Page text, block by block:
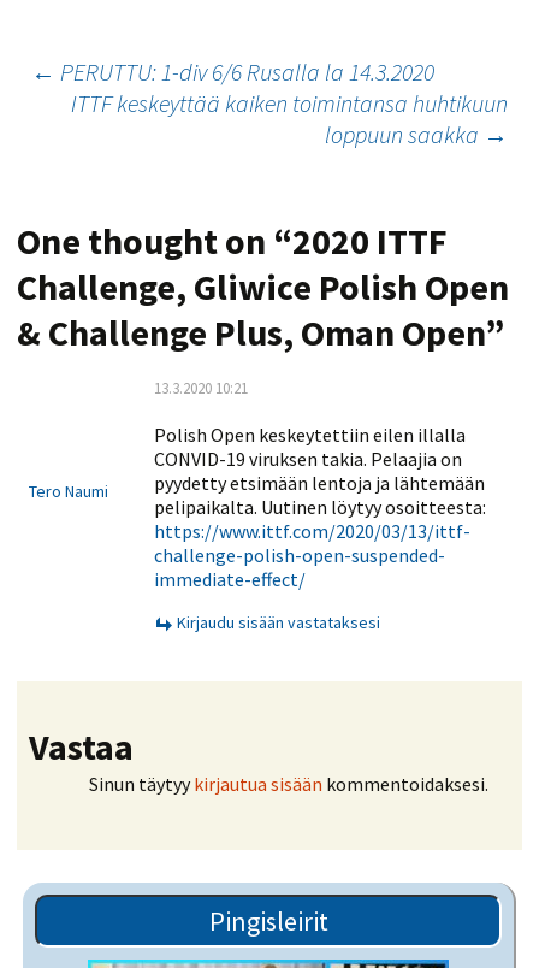
Artikkelien
selaus
← PERUTTU: 1-div 6/6 Rusalla la 14.3.2020
ITTF keskeyttää kaiken toimintansa huhtikuun
loppuun saakka →
One thought on “2020 ITTF
Challenge, Gliwice Polish Open
& Challenge Plus, Oman Open”
Tero Naumi
13.3.2020 10:21
Polish Open keskeytettiin eilen illalla
CONVID-19 viruksen takia. Pelaajia on
pyydetty etsimään lentoja ja lähtemään
pelipaikalta. Uutinen löytyy osoitteesta:
https://www.ittf.com/2020/03/13/ittf-
challenge-polish-open-suspended-
immediate-effect/
Kirjaudu sisään vastataksesi
Vastaa
Sinun täytyykirjautua sisään kommentoidaksesi.
Pingisleirit